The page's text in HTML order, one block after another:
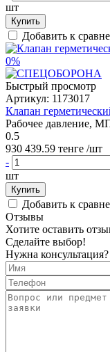
шт
Купить
Добавить к
0%
Быстрый просмотр
Артикул: 1173017
Клапан
Рабочее давление,
0.5
930 439.59 тенге /шт
-
шт
Купить
Добавить к
Отзывы
Хотите оставить
Сделайте выбор!
Нужна